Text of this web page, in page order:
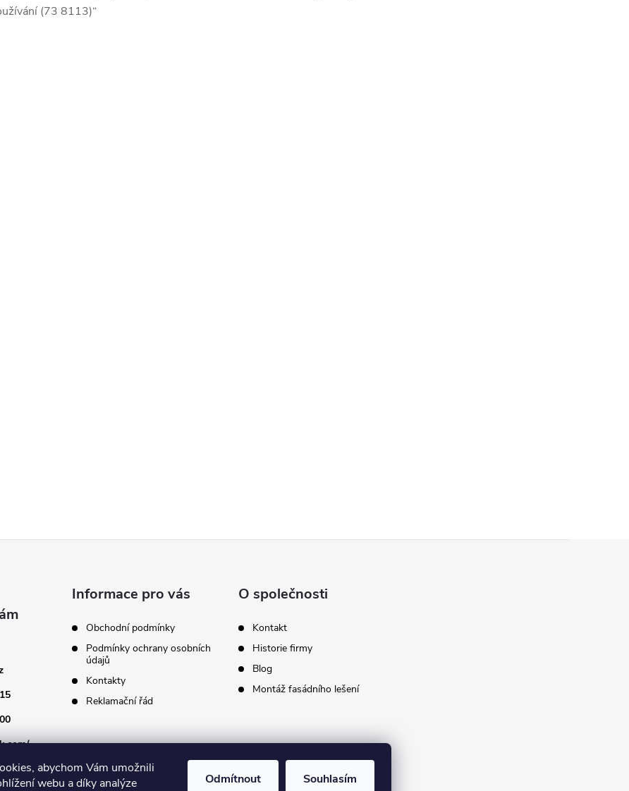
abychom Vám umožnili
webu a díky analýze
Odmítnout Souhlasím
(73 8113)“
Informace pro vás
Obchodní podmínky
Podmínky ochrany osobních
údajů
Kontakty
Reklamační řád
O společnosti
Kontakt
Historie firmy
Blog
Montáž fasádního lešení